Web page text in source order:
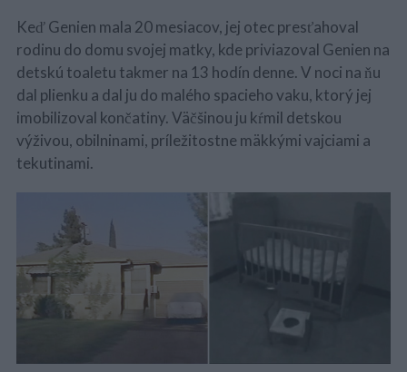
Keď Genien mala 20 mesiacov, jej otec presťahoval
rodinu do domu svojej matky, kde priviazoval Genien na
detskú toaletu takmer na 13 hodín denne. V noci na ňu
dal plienku a dal ju do malého spacieho vaku, ktorý jej
imobilizoval končatiny. Väčšinou ju kŕmil detskou
výživou, obilninami, príležitostne mäkkými vajciami a
tekutinami.
e